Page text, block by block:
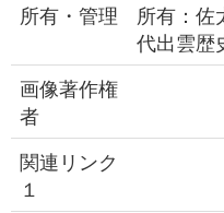
所有・管理
所有：
代出雲歴
画像著作権
者
関連リンク
１